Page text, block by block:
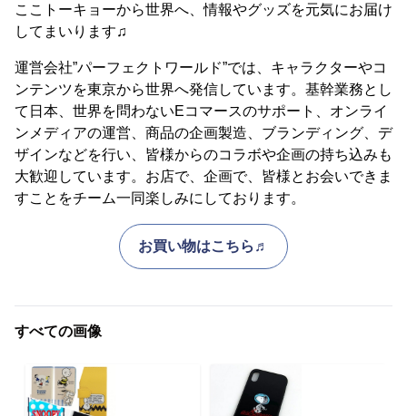
ここトーキョーから世界へ、情報やグッズを元気にお届け
してまいります♫
運営会社”パーフェクトワールド”では、キャラクターやコ
ンテンツを東京から世界へ発信しています。基幹業務とし
て日本、世界を問わないEコマースのサポート、オンライ
ンメディアの運営、商品の企画製造、ブランディング、デ
ザインなどを行い、皆様からのコラボや企画の持ち込みも
大歓迎しています。お店で、企画で、皆様とお会いできま
すことをチーム一同楽しみにしております。
お買い物はこちら♬
すべての画像